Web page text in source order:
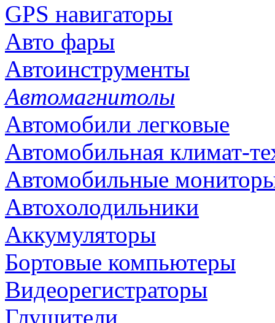
GPS навигаторы
Авто фары
Автоинструменты
Автомагнитолы
Автомобили легковые
Автомобильная климат-
Автомобильные
Автохолодильники
Аккумуляторы
Бортовые компьютеры
Видеорегистраторы
Глушители